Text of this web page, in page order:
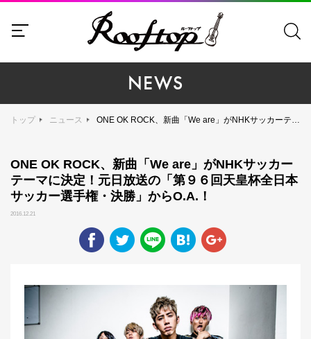
NEWS
トップ ニュース ONE OK ROCK、新曲「We are」がNHKサッカーテーマに決定！元日放送の「第９６回天皇杯全日本サッカー選手権・決勝」からO.A.！
ONE OK ROCK、新曲「We are」がNHKサッカー
テーマに決定！元日放送の「第９６回天皇杯全日本
サッカー選手権・決勝」からO.A.！
2016.12.21